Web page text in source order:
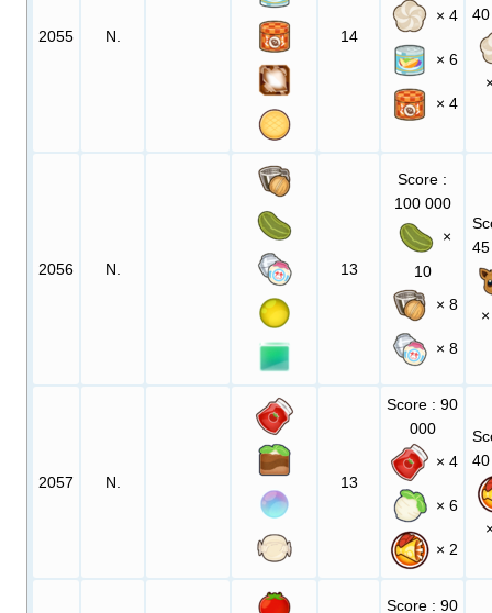
2055 N. 14
× 4
× 6
× 4
2056 N. 13
Score :
100 000
×
10
× 8
× 8
2057 N. 13
Score : 90
000
× 4
× 6
× 2
Score : 90